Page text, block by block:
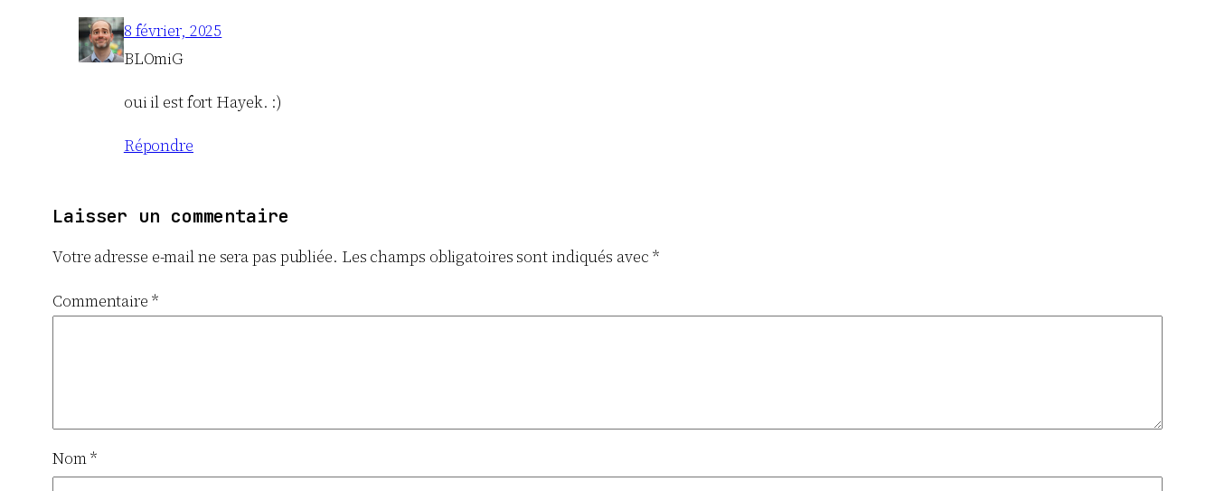
8 février, 2025
BLOmiG
oui il est fort Hayek. :)
Répondre
Laisser un commentaire
Votre adresse e-mail ne sera pas publiée. Les champs obligatoires sont indiqués avec *
Commentaire *
Nom*